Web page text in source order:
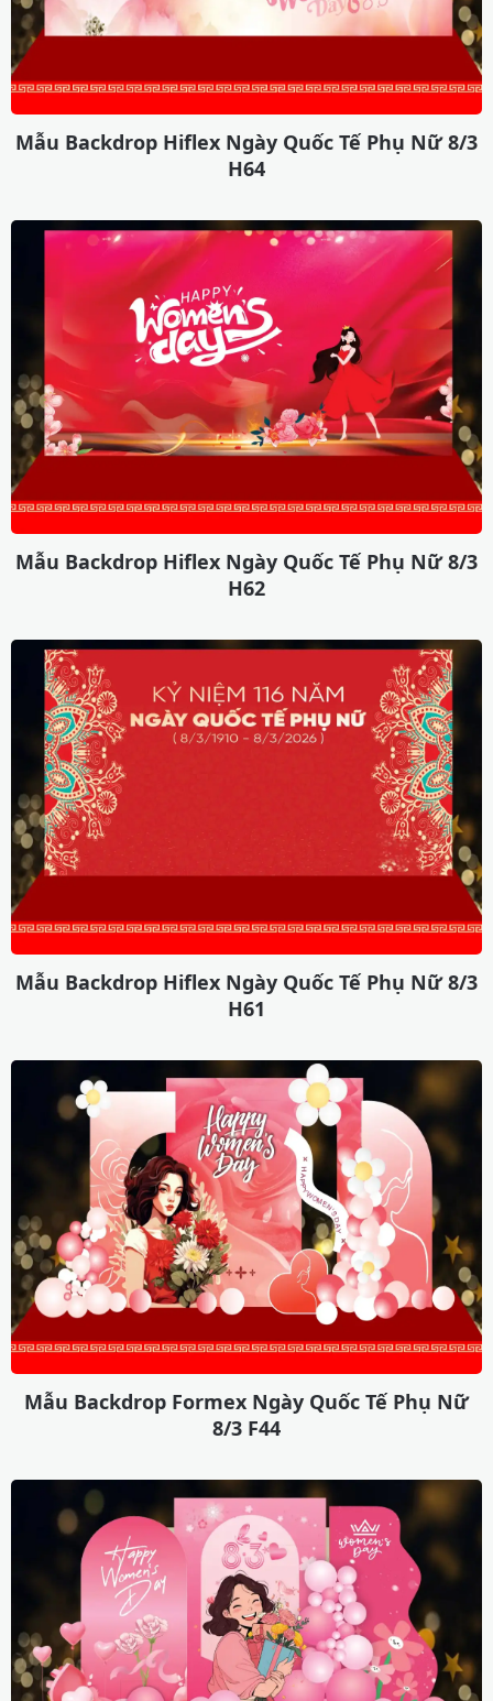
Mẫu Backdrop Hiflex Ngày Quốc Tế Phụ Nữ 8/3
H64
Mẫu Backdrop Hiflex Ngày Quốc Tế Phụ Nữ 8/3
H62
Mẫu Backdrop Hiflex Ngày Quốc Tế Phụ Nữ 8/3
H61
Mẫu Backdrop Formex Ngày Quốc Tế Phụ Nữ
8/3 F44